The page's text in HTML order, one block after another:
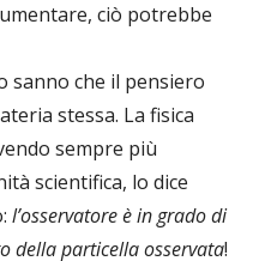
ciò potrebbe
sanno che il pensiero
stessa. La fisica
sempre più
scientifica, lo dice
l’osservatore è in grado di
della particella osservata!